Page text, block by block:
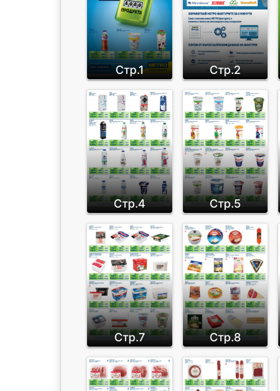
Стр.1 Стр.2
Стр.4 Стр.5
Стр.7 Стр.8